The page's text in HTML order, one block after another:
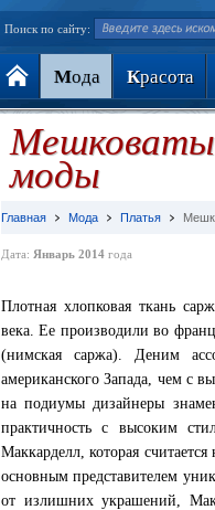
Поиск по сайту:
Мода Красота
моды
Главная Мода Платья
Дата: Январь 2014 года
Плотная хлопковая ткань
века. Ее производили во
(нимская саржа). Деним
американского Запада, чем с
на подиумы дизайнеры
практичность с высоким
Маккарделл, которая
основным представителем
от излишних украшений,